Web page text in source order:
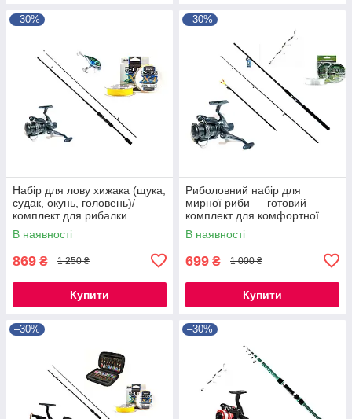
–30%
Набір для лову хижака (щука,
судак, окунь, головень)/
комплект для рибалки
В наявності
869 ₴ 1 250 ₴
Купити
–30%
Риболовний набір для
мирної риби — готовий
комплект для комфортної
риболовлі
В наявності
699 ₴ 1 000 ₴
Купити
–30% –30%